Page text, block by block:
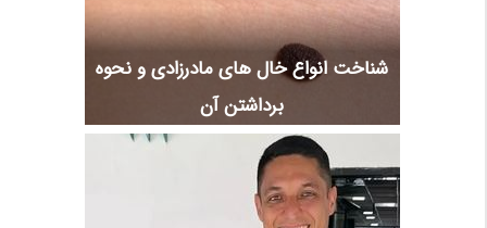
شناخت انواع خال های مادرزادی و نحوه
برداشتن آن